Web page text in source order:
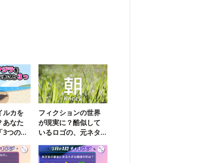
ルカを
あなた
3つの行
フィクションの世界
が現実に？酷似して
いるロゴの、元ネタ